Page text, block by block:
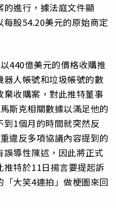
進行，據法庭文件顯
股54.20美元的原始商定
440億美元的價格收購推
人帳號和垃圾帳號的數
收購案，對此推特董事
斯克相關數據以滿足他的
1個月的時間就突然反
違反多項協議內容提到的
導性陳述，因此將正式
特於11日揚言要提起訴
大笑4連拍」做梗圖來回